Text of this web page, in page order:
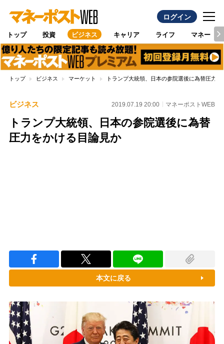
ログイン
トップ 投資 ビジネス キャリア ライフ マネー
トップ ビジネス マーケット トランプ大統領、日本の参院選後に為替圧力
ビジネス 2019.07.19 20:00 マネーポストWEB
トランプ大統領、日本の参院選後に為替
圧力をかける目論見か
本文に戻る